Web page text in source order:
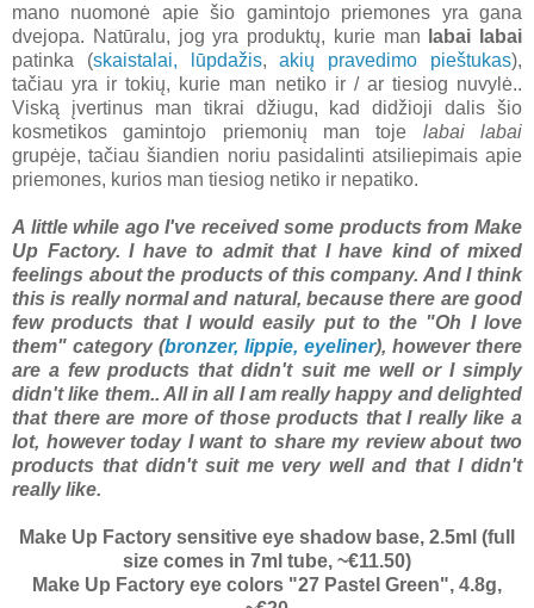
mano nuomonė apie šio gamintojo priemones yra gana
dvejopa. Natūralu, jog yra produktų, kurie man
labai labai
patinka (skaistalai, lūpdažis,akių pravedimo pieštukas),
tačiau yra ir tokių, kurie man netiko ir / ar tiesiog nuvylė..
Viską įvertinus man tikrai džiugu, kad didžioji dalis šio
kosmetikos gamintojo priemonių man toje labai labai
grupėje, tačiau šiandien noriu pasidalinti atsiliepimais apie
priemones, kurios man tiesiog netiko ir nepatiko.
A little while ago I've received some products from Make
Up Factory. I have to admit that I have kind of mixed
feelings about the products of this company. And I think
this is really normal and natural, because there are good
few products that I would easily put to the "Oh I love
them" category (bronzer, lippie, eyeliner), however there
are a few products that didn't suit me well or I simply
didn't like them.. All in all I am really happy and delighted
that there are more of those products that I really like a
lot, however today I want to share my review about two
products that didn't suit me very well and that I didn't
really like.
Make Up Factory sensitive eye shadow base, 2.5ml (full
size comes in 7ml tube, ~€11.50)
Make Up Factory eye colors "27 Pastel Green", 4.8g,